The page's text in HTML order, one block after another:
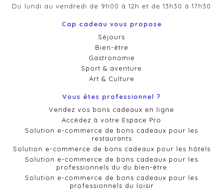
Du lundi au vendredi de 9h00 à 12h et de 13h30 à 17h30
Cap cadeau vous propose
Séjours
Bien-être
Gastronomie
Sport & aventure
Art & Culture
Vous êtes professionnel ?
Vendez vos bons cadeaux en ligne
Accédez à votre Espace Pro
Solution e-commerce de bons cadeaux pour les
restaurants
Solution e-commerce de bons cadeaux pour les hôtels
Solution e-commerce de bons cadeaux pour les
professionnels du du bien-être
Solution e-commerce de bons cadeaux pour les
professionnels du loisir